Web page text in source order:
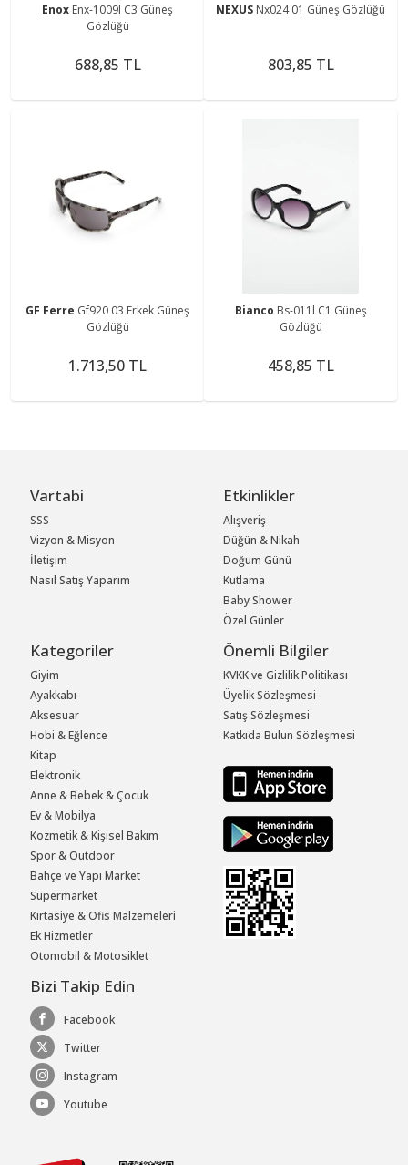
Enox Enx-1009l C3 Güneş
Gözlüğü
688,85 TL
NEXUS Nx024 01 Güneş Gözlüğü
803,85 TL
GF Ferre Gf920 03 Erkek Güneş
Gözlüğü
1.713,50 TL
Bianco Bs-011l C1 Güneş
Gözlüğü
458,85 TL
Vartabi
SSS
Vizyon & Misyon
İletişim
Nasıl Satış Yaparım
Etkinlikler
Alışveriş
Düğün & Nikah
Doğum Günü
Kutlama
Baby Shower
Özel Günler
Kategoriler
Giyim
Ayakkabı
Aksesuar
Hobi & Eğlence
Kitap
Elektronik
Anne & Bebek & Çocuk
Ev & Mobilya
Kozmetik & Kişisel Bakım
Spor & Outdoor
Bahçe ve Yapı Market
Süpermarket
Kırtasiye & Ofis Malzemeleri
Ek Hizmetler
Otomobil & Motosiklet
Önemli Bilgiler
KVKK ve Gizlilik Politikası
Üyelik Sözleşmesi
Satış Sözleşmesi
Katkıda Bulun Sözleşmesi
Bizi Takip Edin
Facebook
Twitter
Instagram
Youtube